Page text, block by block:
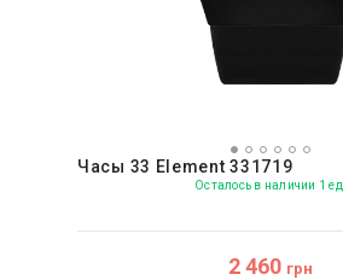
Часы 33 Element 331719
Осталось в наличии 1 ед.
2 460 грн